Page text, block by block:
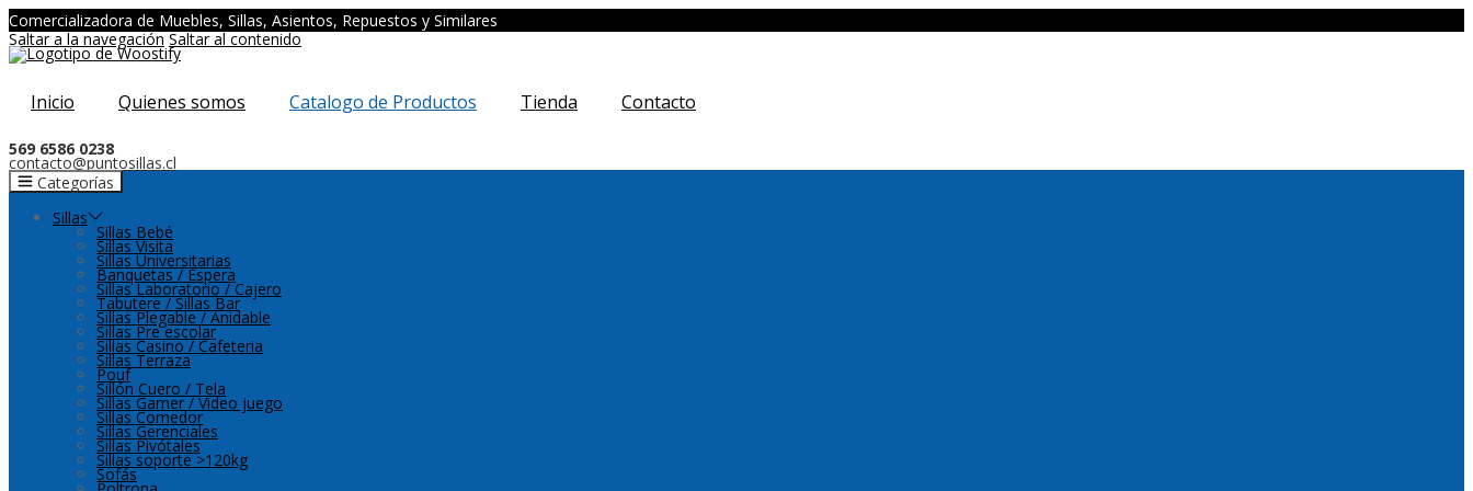
Comercializadora de Muebles, Sillas, Asientos, Repuestos y Similares
Saltar a la navegación Saltar al contenido
Inicio Quienes somos Catalogo de Productos Tienda Contacto
569 6586 0238
contacto@puntosillas.cl
Categorías
Sillas
Sillas Bebé
Sillas Visita
Sillas Universitarias
Banquetas / Espera
Sillas Laboratorio / Cajero
Tabutere / Sillas Bar
Sillas Plegable / Anidable
Sillas Pre escolar
Sillas Casino / Cafeteria
Sillas Terraza
Pouf
Sillón Cuero / Tela
Sillas Gamer / Video juego
Sillas Comedor
Sillas Gerenciales
Sillas Pivótales
Sillas soporte >120kg
Sofás